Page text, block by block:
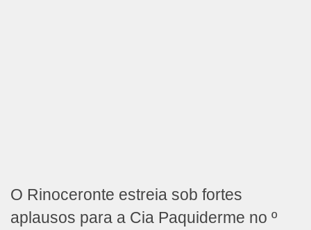
O Rinoceronte estreia sob fortes
aplausos para a Cia Paquiderme no º